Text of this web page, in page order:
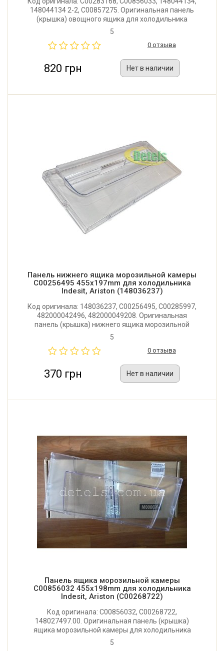
148044134 2-2, C00857275. Оригинальная панель
(крышка) овощного ящика для холодильника
Indesit, Ariston. Размер: 250x165 мм. Производитель:
5
0 отзыва
820 грн Нет в наличии
Панель нижнего ящика морозильной камеры
C00256495 455x197mm для холодильника
Indesit, Ariston (148036237)
Код оригинала: 148036237, C00256495, C00285997,
482000042496, 482000049208. Оригинальная
панель (крышка) нижнего ящика морозильной
камеры холодильника Ariston, Hotpoint-Ariston,
Италия.
5
0 отзыва
370 грн Нет в наличии
Панель ящика морозильной камеры
C00856032 455x198mm для холодильника
Indesit, Ariston (C00268722)
Код оригинала: C00856032, C00268722,
148027497.00. Оригинальная панель (крышка)
ящика морозильной камеры для холодильника
Indesit, Ariston, Hotpoint-Ariston. Размер: 455x198 мм.
5